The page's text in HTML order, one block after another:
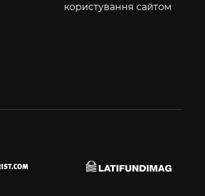
користування сайтом